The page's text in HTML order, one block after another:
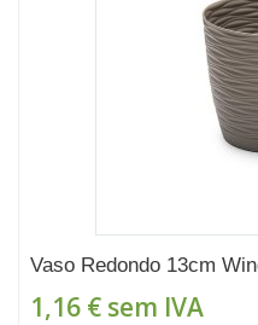
Vaso Redondo 13cm
1,16 € sem IVA